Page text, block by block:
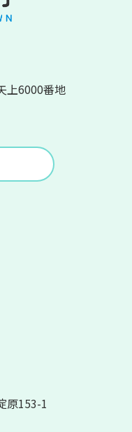
上6000番地
原153-1